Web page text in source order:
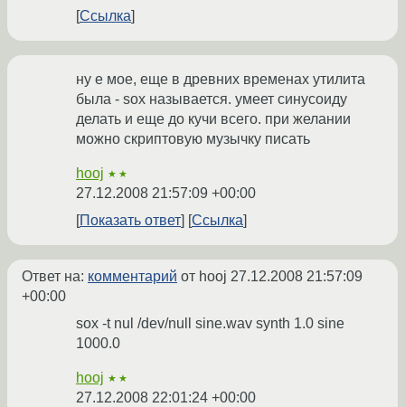
Ссылка
ну е мое, еще в древних временах утилита
была - sox называется. умеет синусоиду
делать и еще до кучи всего. при желании
можно скриптовую музычку писать
hooj ★★
27.12.2008 21:57:09 +00:00
Показать ответ
Ссылка
Ответ на: комментарий от hooj 27.12.2008 21:57:09
+00:00
sox -t nul /dev/null sine.wav synth 1.0 sine
1000.0
hooj ★★
27.12.2008 22:01:24 +00:00